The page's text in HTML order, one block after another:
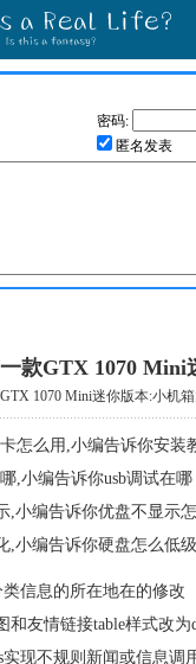
密码:
匿名发表
款GTX 1070 Mini
1070 Mini迷你版本:小机
怎么用,小编告诉你安装
,小编告诉你usb调试在哪
,小编告诉你优盘不显示
,小编告诉你硬盘怎么低
类信息的所在地在的修改
和友情链接table样式改为
实现不规则新闻或信息调